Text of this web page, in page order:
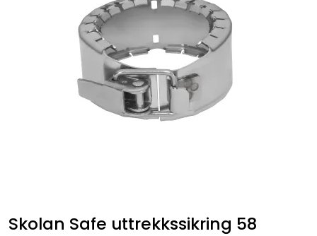
Skolan Safe uttrekkssikring 58
Rørsystemer